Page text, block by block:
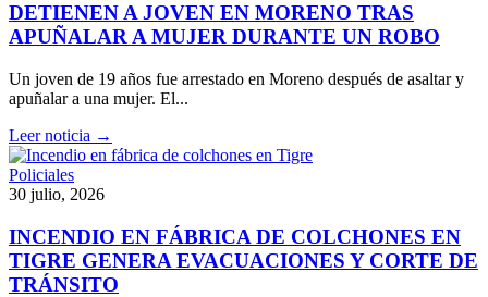
DETIENEN A JOVEN EN MORENO TRAS
APUÑALAR A MUJER DURANTE UN ROBO
Un joven de 19 años fue arrestado en Moreno después de asaltar y
apuñalar a una mujer. El...
Leer noticia →
Policiales
30 julio, 2026
INCENDIO EN FÁBRICA DE COLCHONES EN
TIGRE GENERA EVACUACIONES Y CORTE DE
TRÁNSITO